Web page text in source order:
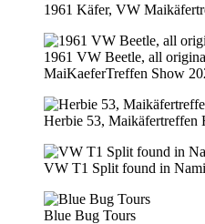
1961 Käfer, VW
1961 VW Beetle, all
MaiKaeferTreffen Show
Herbie 53, Maikäfertreffen
VW T1 Split found in
Blue Bug Tours